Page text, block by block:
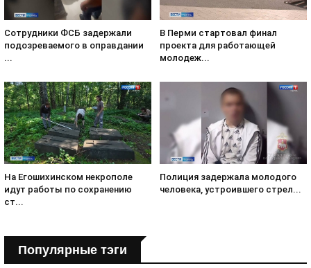
Сотрудники ФСБ задержали
подозреваемого в оправдании
...
В Перми стартовал финал
проекта для работающей
молодеж...
На Егошихинском некрополе
идут работы по сохранению
ст...
Полиция задержала молодого
человека, устроившего стрел...
Популярные тэги